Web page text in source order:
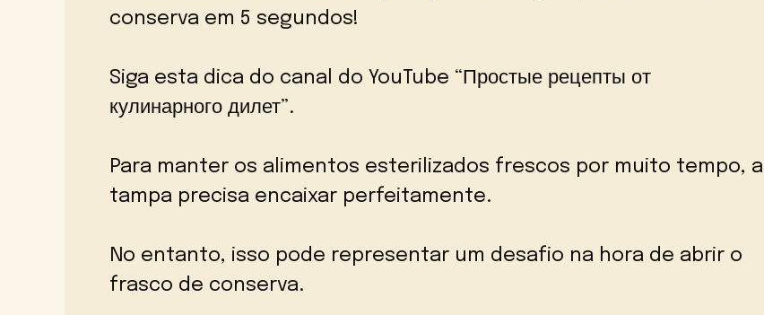
conserva em 5 segundos!
Siga esta dica do canal do YouTube “Простые рецепты от
кулинарного дилет”.
Para manter os alimentos esterilizados frescos por muito tempo, a
tampa precisa encaixar perfeitamente.
No entanto, isso pode representar um desafio na hora de abrir o
frasco de conserva.